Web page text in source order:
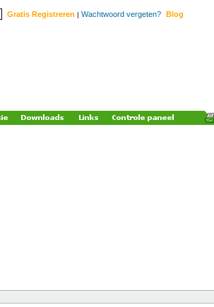
Gratis Registreren | Wachtwoord vergeten? Blog